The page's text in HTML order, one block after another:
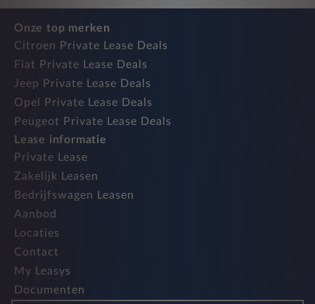
Onze top merken
Citroen Private Lease Deals
Fiat Private Lease Deals
Jeep Private Lease Deals
Opel Private Lease Deals
Peugeot Private Lease Deals
Lease informatie
Private Lease
Zakelijk Leasen
Bedrijfswagen Leasen
Aanbod
Locaties
Contact
My Leasys
Documenten